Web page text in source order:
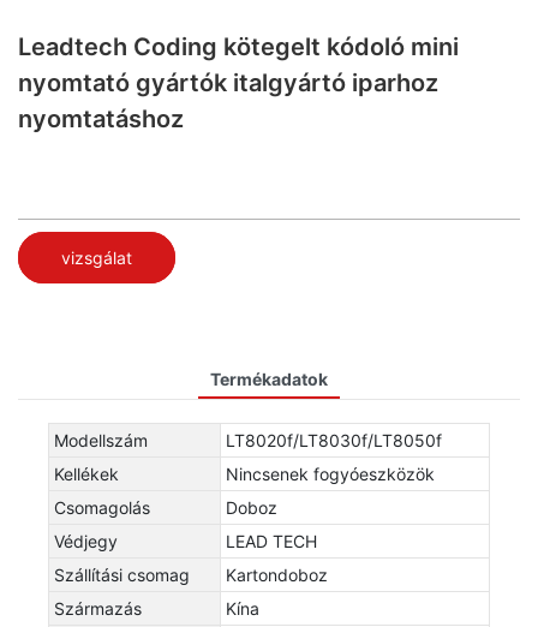
Leadtech Coding kötegelt kódoló mini
nyomtató gyártók italgyártó iparhoz
nyomtatáshoz
vizsgálat
Termékadatok
Modellszám
LT8020f/LT8030f/LT8050f
Kellékek
Nincsenek fogyóeszközök
Csomagolás
Doboz
Védjegy
LEAD TECH
Szállítási csomag
Kartondoboz
Származás
Kína